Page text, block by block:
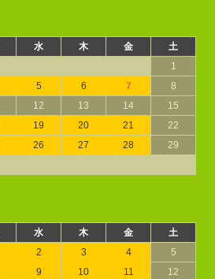
水 木 金
土
1
5 6 7
8
12 13 14
15
19 20 21
22
26 27 28
29
水 木 金
土
2 3 4
5
9 10 11
12